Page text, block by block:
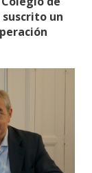
un